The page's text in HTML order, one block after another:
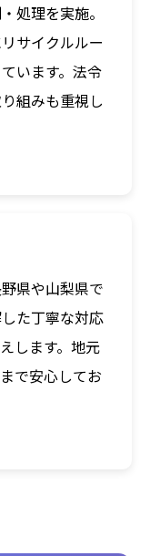
処理を実施。
サイクルルー
います。法令
組みも重視し
県や山梨県で
た丁寧な対応
します。地元
で安心してお